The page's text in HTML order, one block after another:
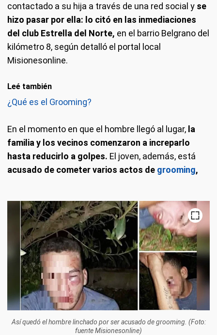
contactado a su hija a través de una red social y se
hizo pasar por ella: lo citó en las inmediaciones
del club Estrella del Norte, en el barrio Belgrano del
kilómetro 8, según detalló el portal local
Misionesonline.
Leé también
¿Qué es el Grooming?
En el momento en que el hombre llegó al lugar, la
familia y los vecinos comenzaron a increparlo
hasta reducirlo a golpes. El joven, además, está
acusado de cometer varios actos de grooming,
Así quedó el hombre linchado por ser acusado de grooming. (Foto:
fuente Misionesonline)